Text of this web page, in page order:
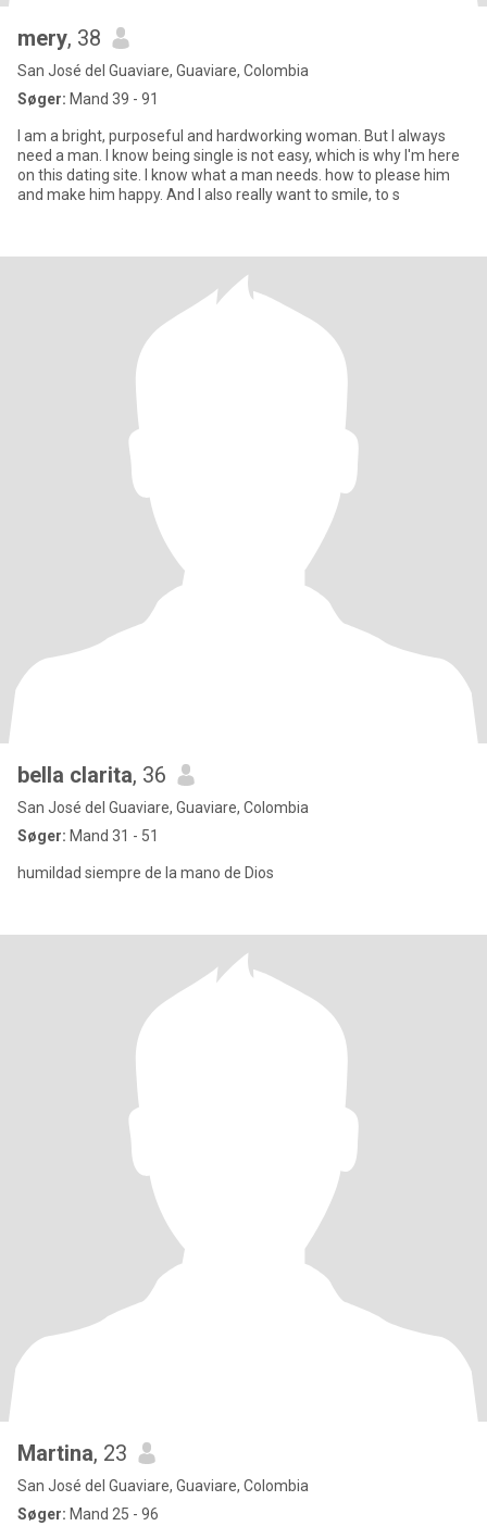
mery, 38
San José del Guaviare, Guaviare, Colombia
Søger: Mand 39 - 91
I am a bright, purposeful and hardworking woman. But I always
need a man. I know being single is not easy, which is why I'm here
on this dating site. I know what a man needs. how to please him
and make him happy. And I also really want to smile, to s
bella clarita, 36
San José del Guaviare, Guaviare, Colombia
Søger: Mand 31 - 51
humildad siempre de la mano de Dios
Martina, 23
San José del Guaviare, Guaviare, Colombia
Søger: Mand 25 - 96